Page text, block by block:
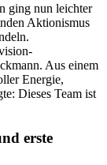
ging nun leichter
Aktionismus
Aus einem
Energie,
Dieses Team ist
erste